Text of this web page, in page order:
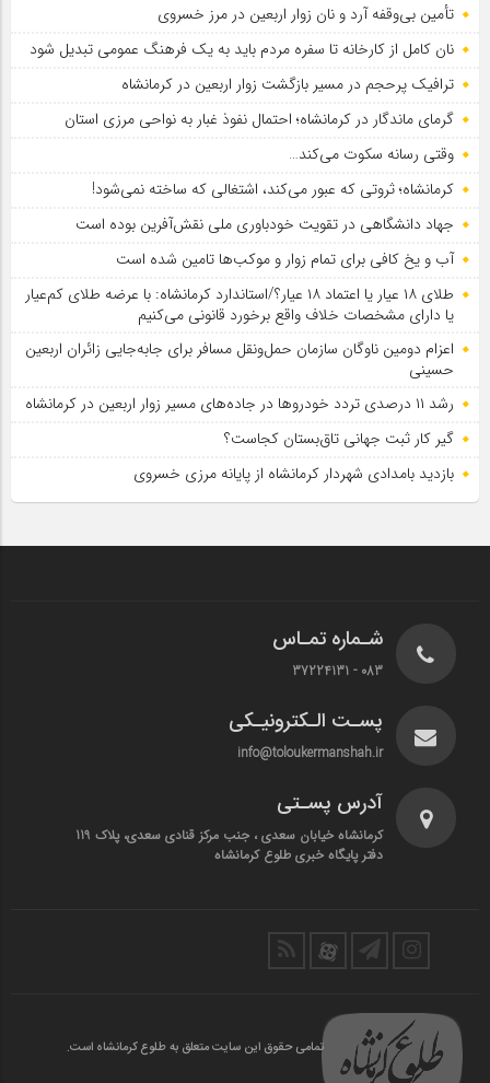
تأمین بی‌وقفه آرد و نان زوار اربعین در مرز خسروی
نان کامل از کارخانه تا سفره مردم باید به یک فرهنگ عمومی تبدیل شود
ترافیک پرحجم در مسیر بازگشت زوار اربعین در کرمانشاه
گرمای ماندگار در کرمانشاه؛ احتمال نفوذ غبار به نواحی مرزی استان
وقتی رسانه سکوت می‌کند…
کرمانشاه؛ ثروتی که عبور می‌کند، اشتغالی که ساخته نمی‌شود!
جهاد دانشگاهی در تقویت خودباوری ملی نقش‌آفرین بوده است
آب و یخ کافی برای تمام زوار و موکب‌ها تامین شده است
طلای ۱۸ عیار یا اعتماد ۱۸ عیار؟/استاندارد کرمانشاه: با عرضه طلای کم‌عیار
یا دارای مشخصات خلاف واقع برخورد قانونی می‌کنیم
اعزام دومین ناوگان سازمان حمل‌ونقل مسافر برای جابه‌جایی زائران اربعین
حسینی
رشد ۱۱ درصدی تردد خودروها در جاده‌های مسیر زوار اربعین در کرمانشاه
گیر کار ثبت جهانی تاق‌بستان کجاست؟
بازدید بامدادی شهردار کرمانشاه از پایانه مرزی خسروی
شـماره تمـاس
083 - 37224131
پسـت الـکترونیـکی
info@toloukermanshah.ir
آدرس پسـتی
کرمانشاه خیابان سعدی ، جنب مرکز قنادی سعدی، پلاک 119
دفتر پایگاه خبری طلوع کرمانشاه
تمامی حقوق این سایت متعلق به طلوع کرمانشاه است.